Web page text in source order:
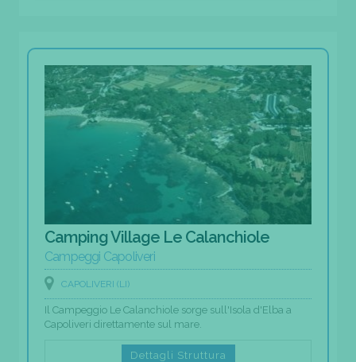
Camping Village Le Calanchiole
Campeggi Capoliveri
CAPOLIVERI (LI)
Il Campeggio Le Calanchiole sorge sull'Isola d'Elba a
Capoliveri direttamente sul mare.
Dettagli Struttura